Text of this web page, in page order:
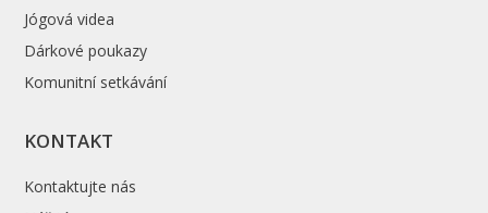
Jógová videa
Dárkové poukazy
Komunitní setkávání
KONTAKT
Kontaktujte nás